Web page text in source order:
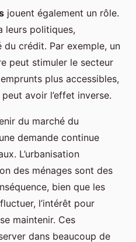
jouent également un rôle.
leurs politiques,
crédit. Par exemple, un
peut stimuler le secteur
plus accessibles,
avoir l’effet inverse.
du marché du
demande continue
L’urbanisation
des ménages sont des
bien que les
l’intérêt pour
maintenir. Ces
dans beaucoup de